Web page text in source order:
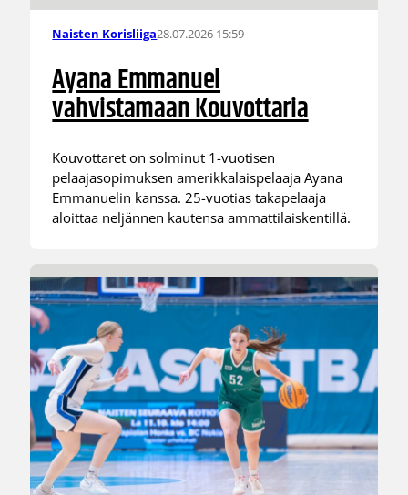
Naisten Korisliiga28.07.2026 15:59
Ayana Emmanuel
vahvistamaan Kouvottaria
Kouvottaret on solminut 1-vuotisen
pelaajasopimuksen amerikkalaispelaaja Ayana
Emmanuelin kanssa. 25-vuotias takapelaaja
aloittaa neljännen kautensa ammattilaiskentillä.